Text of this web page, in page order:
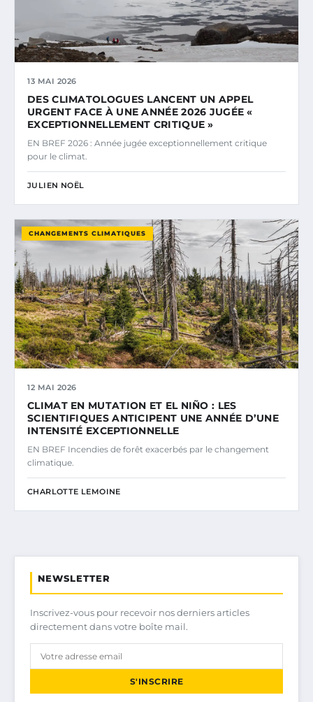
13 MAI 2026
DES CLIMATOLOGUES LANCENT UN APPEL
URGENT FACE À UNE ANNÉE 2026 JUGÉE «
EXCEPTIONNELLEMENT CRITIQUE »
EN BREF 2026 : Année jugée exceptionnellement critique
pour le climat.
JULIEN NOËL
CHANGEMENTS CLIMATIQUES
12 MAI 2026
CLIMAT EN MUTATION ET EL NIÑO : LES
SCIENTIFIQUES ANTICIPENT UNE ANNÉE D’UNE
INTENSITÉ EXCEPTIONNELLE
EN BREF Incendies de forêt exacerbés par le changement
climatique.
CHARLOTTE LEMOINE
NEWSLETTER
Inscrivez-vous pour recevoir nos derniers articles
directement dans votre boîte mail.
S'INSCRIRE